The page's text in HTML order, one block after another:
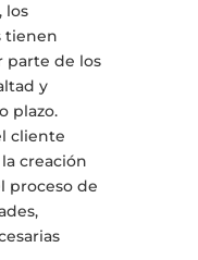
los
tienen
parte de los
y
plazo.
cliente
creación
proceso de